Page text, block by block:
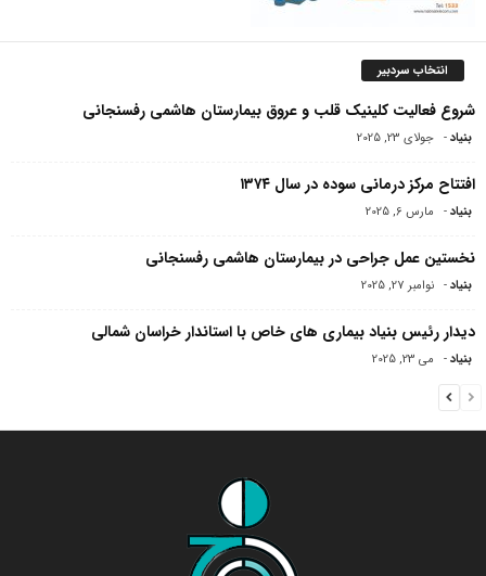
انتخاب سردبیر
شروع فعالیت کلینیک قلب و عروق بیمارستان هاشمی رفسنجانی
بنیاد- جولای 23, 2025
افتتاح مرکز درمانی سوده در سال ۱۳۷۴
بنیاد- مارس 6, 2025
نخستین عمل جراحی در بیمارستان هاشمی رفسنجانی
بنیاد- نوامبر 27, 2025
دیدار رئیس بنیاد بیماری های خاص با استاندار خراسان شمالی
بنیاد- می 23, 2025